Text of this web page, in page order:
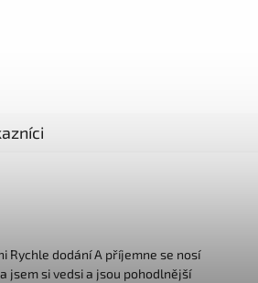
Rychle dodání A příjemne se nosí
jsem si vedsi a jsou pohodlnější